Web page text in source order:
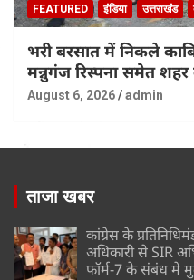
FEATURED इंडिया उत्तराखंड
भरी बरसात में निकले
मन्नुगंज रिस्पना समेत शहर
August 6, 2026 admin
ताजा खबर
कांग्रेस के
अधिकारी से SIR
फॉर्म-7 के संबंध मे